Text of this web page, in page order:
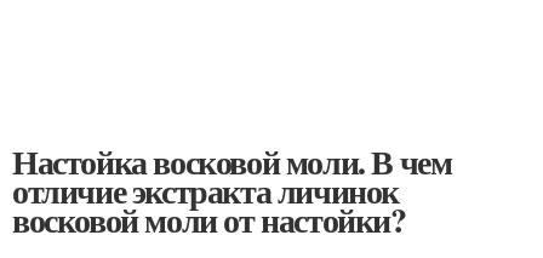
Настойка восковой моли. В чем
отличие экстракта личинок
восковой моли от настойки?